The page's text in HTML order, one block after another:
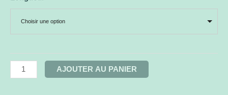
Choisir une option
AJOUTER AU PANIER